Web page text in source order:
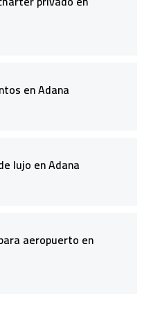
en Adana
lujo en Adana
aeropuerto en